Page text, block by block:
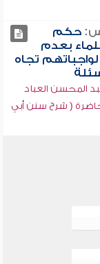
حكم
بعدم
تجاه
المحسن العباد
( شرح سنن أبي